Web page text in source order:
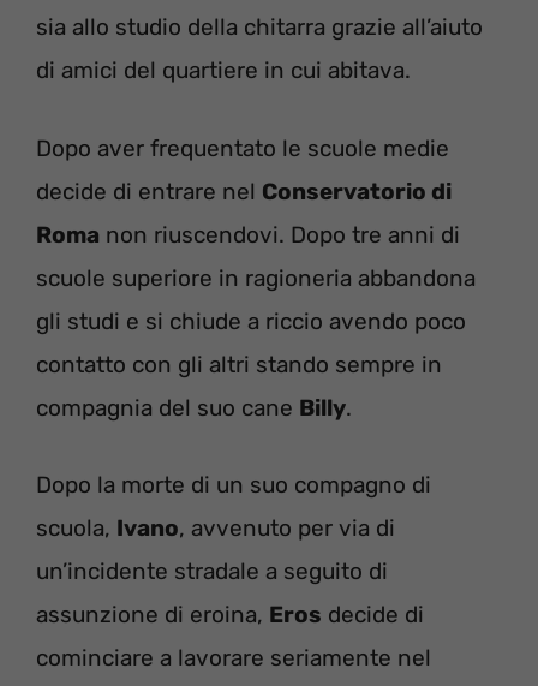
sia allo studio della chitarra grazie all’aiuto
di amici del quartiere in cui abitava.
Dopo aver frequentato le scuole medie
decide di entrare nel Conservatorio di
Roma non riuscendovi. Dopo tre anni di
scuole superiore in ragioneria abbandona
gli studi e si chiude a riccio avendo poco
contatto con gli altri stando sempre in
compagnia del suo cane Billy.
Dopo la morte di un suo compagno di
scuola, Ivano, avvenuto per via di
un’incidente stradale a seguito di
assunzione di eroina, Eros decide di
cominciare a lavorare seriamente nel